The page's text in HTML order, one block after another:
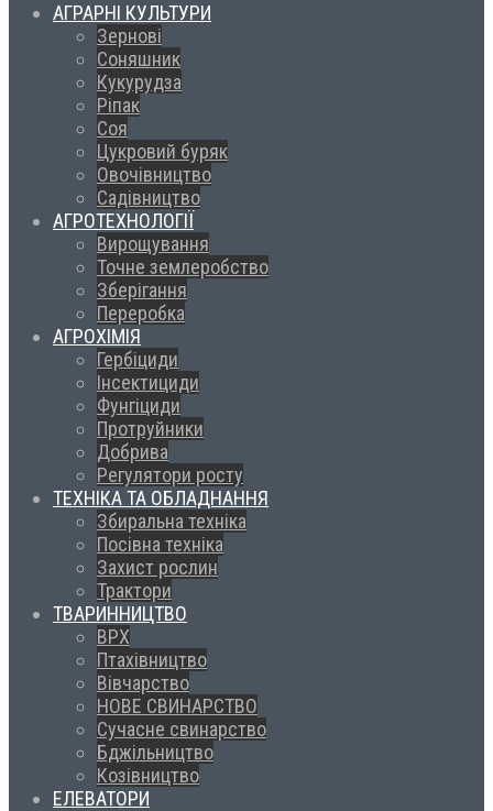
АГРАРНІ КУЛЬТУРИ
Зернові
Соняшник
Кукурудза
Ріпак
Соя
Цукровий буряк
Овочівництво
Садівництво
АГРОТЕХНОЛОГІЇ
Вирощування
Точне землеробство
Зберігання
Переробка
АГРОХІМІЯ
Гербіциди
Інсектициди
Фунгіциди
Протруйники
Добрива
Регулятори росту
ТЕХНІКА ТА ОБЛАДНАННЯ
Збиральна техніка
Посівна техніка
Захист рослин
Трактори
ТВАРИННИЦТВО
ВРХ
Птахівництво
Вівчарство
НОВЕ СВИНАРСТВО
Сучасне свинарство
Бджільництво
Козівництво
ЕЛЕВАТОРИ